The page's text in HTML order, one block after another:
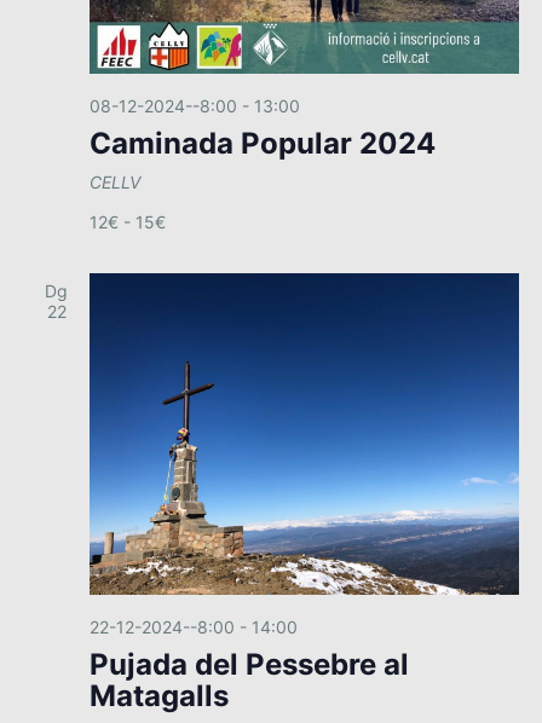
08-12-2024--8:00 - 13:00
Caminada Popular 2024
CELLV
12€ - 15€
Dg
22
22-12-2024--8:00 - 14:00
Pujada del Pessebre al
Matagalls